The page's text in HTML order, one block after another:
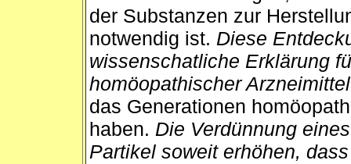
der Substanzen zur
notwendig ist. Diese
wissenschatliche Erklärung
homöopathischer
das Generationen
haben. Die Verdünnung
Partikel soweit erhöhen,